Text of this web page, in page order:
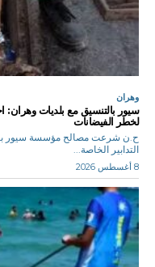
وهران
سيور بالتنسيق مع بلديات وهران:
لخطر الفيضانات
ح.ن شرعت مصالح مؤسسة سيور
التدابير الخاصة...
8 أغسطس 2026